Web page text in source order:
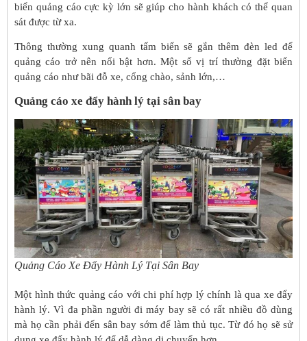
biển quảng cáo cực kỳ lớn sẽ giúp cho hành khách có thể quan
sát được từ xa.
Thông thường xung quanh tấm biển sẽ gắn thêm đèn led để
quảng cáo trở nên nổi bật hơn. Một số vị trí thường đặt biển
quảng cáo như bãi đỗ xe, cổng chào, sảnh lớn,…
Quảng cáo xe đẩy hành lý tại sân bay
Quảng Cáo Xe Đẩy Hành Lý Tại Sân Bay
Một hình thức quảng cáo với chi phí hợp lý chính là qua xe đẩy
hành lý. Vì đa phần người đi máy bay sẽ có rất nhiều đồ dùng
mà họ cần phải đến sân bay sớm để làm thủ tục. Từ đó họ sẽ sử